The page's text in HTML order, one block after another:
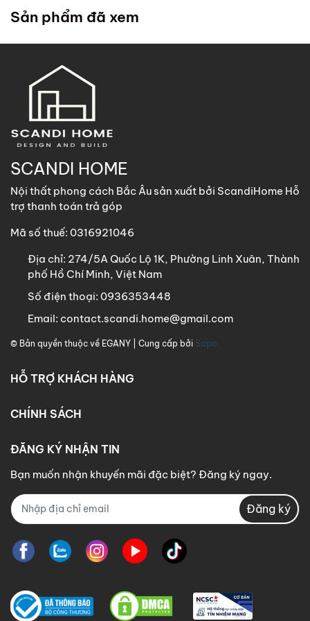
trong chính sách
nhà quý khách để hỗ trợ lắp đặt.
ScandiHomehỗ trợ vận chuyển
thước dưới 1m8 với chi phí vận chuyển khách hàng chịu
trách nhiệm toàn bộ qua các phương thức: Gửi nhà xe,
GHN, Viettel Post, Nhất Tín,…
khách hàng vui lòng nhắn tin cho ScandiHome để được hỗ
trợ nếu cần thiết.
Sản phẩm đã xem
SCANDI HOME
Nội thất phong cách Bắc Âu sản xuất bởi ScandiHome Hỗ
trợ thanh toán trả góp
Mã số thuế: 0316921046
Địa chỉ: 274/5A Quốc Lộ 1K, Phường Linh Xuân, Thành
phố Hồ Chí Minh, Việt Nam
Số điện thoại: 0936353448
Email: contact.scandi.home@gmail.com
© Bản quyền thuộc về EGANY | Cung cấp bởi Sapo
HỖ TRỢ KHÁCH HÀNG
CHÍNH SÁCH
ĐĂNG KÝ NHẬN TIN
Bạn muốn nhận khuyến mãi đặc biệt? Đăng ký ngay.
Đăng ký